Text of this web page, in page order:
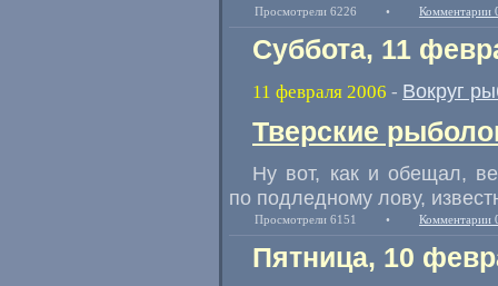
Просмотрели 6226 • Комментарии
Суббота, 11
11 февраля 2006 - Вокруг
Тверские
Ну вот, как и обещал,
по подледному лову,
Просмотрели 6151 • Комментарии
Пятница, 10